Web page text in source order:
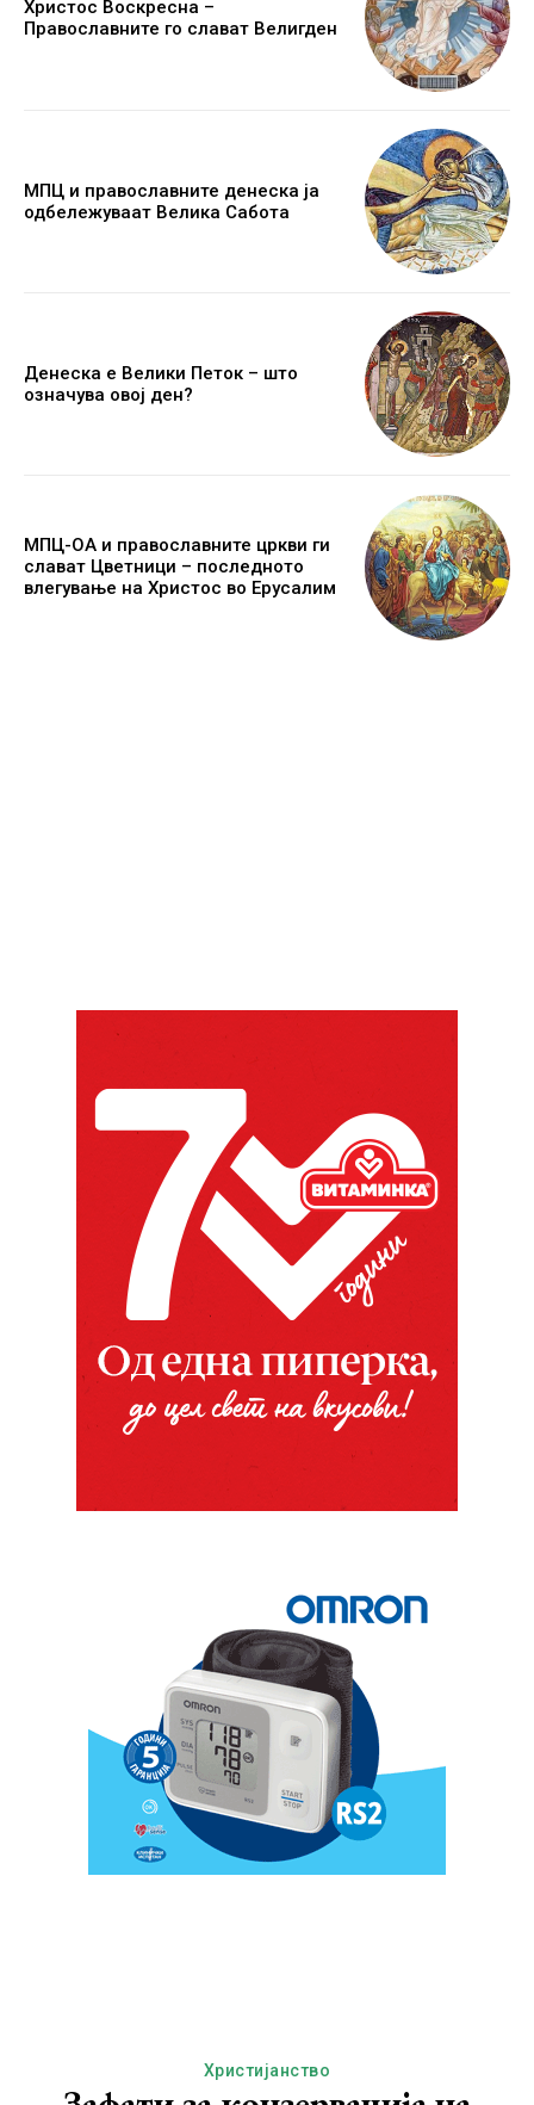
Христос Воскресна –
Православните го слават Велигден
МПЦ и православните денеска ја
одбележуваат Велика Сабота
Денеска е Велики Петок – што
означува овој ден?
МПЦ-ОА и православните цркви ги
слават Цветници – последното
влегување на Христос во Ерусалим